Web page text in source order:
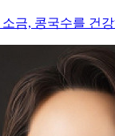
소금, 콩국수를 건